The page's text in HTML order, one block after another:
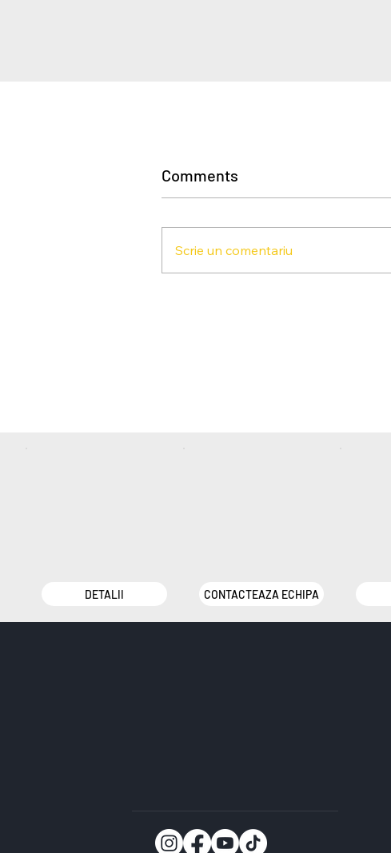
Comments
Scrie un comentariu
DETALII CONTACTEAZA ECHIPA